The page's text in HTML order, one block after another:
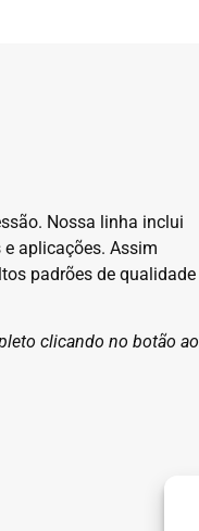
Nossa linha inclui
aplicações. Assim
padrões de qualidade
clicando no botão ao